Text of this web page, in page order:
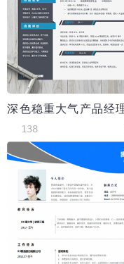
138